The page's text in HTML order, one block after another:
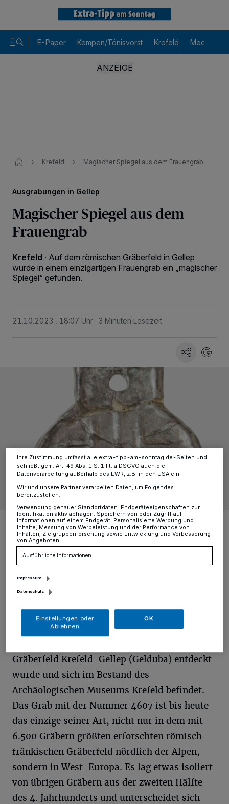
E-Paper Kempen/Tönisvorst Krefeld Meerbusch
Krefeld Magischer Spiegel aus dem Frauengrab​
Ausgrabungen in Gellep
Magischer Spiegel aus dem
Frauengrab
Krefeld · Auf dem römischen Gräberfeld in Gellep
wurde in einem einzigartigen Frauengrab ein „magischer
Spiegel“ gefunden.
21.10.2023 , 18:07 Uhr 3 Minuten Lesezeit
Einzigartig in unseren Breiten: Der sarmatische Spiegel. Er zeigt auf
seiner Rückseite ein Relief in Kreuzform, wahrscheinlich handelt es
sich um ein Sonnensymbol.
Foto: Stadt Krefeld
A uf den ersten Blick wirkt dieser Mini-
Spiegel unspektakulär. Es handelt sich
Gräberfeld Krefeld-Gellep (Gelduba) entdeckt
wurde und sich im Bestand des
Archäologischen Museums Krefeld befindet.
Das Grab mit der Nummer 4607 ist bis heute
das einzige seiner Art, nicht nur in dem mit
6.500 Gräbern größten erforschten römisch-
fränkischen Gräberfeld nördlich der Alpen,
sondern in West-Europa. Es lag etwas isoliert
von übrigen Gräbern aus der zweiten Hälfte
des 4. Jahrhunderts und unterscheidet sich
Kennungen auf Ihrem Gerät zu. Durch Auswahl von OK aktivieren Sie
Tracking-Technologien für die unter „Wir und unsere Partner
verarbeiten Daten, um Ihnen Dienste bereitzustellen“ aufgeführten
Zwecke. Wenn Tracker deaktiviert sind, sind manche Inhalte und
Anzeigen möglicherweise nicht mehr so relevant für Sie. Sie können
dieses Menü jederzeit wieder aufrufen, um Ihre Einstellungen zu
ändern oder Ihre Einwilligung zu widerrufen, indem Sie auf den Link
Einstellungen oder Ablehnen am unteren Rand der Webseite klicken.
Ihre Einstellungen gelten innerhalb unseres Website. Weitere
Informationen finden Sie in unserer Datenschutzerklärung.
Ihre Zustimmung umfasst alle extra-tipp-am-sonntag.de-Seiten und
schließt gem. Art. 49 Abs. 1 S. 1 lit. a DSGVO auch die
Datenverarbeitung außerhalb des EWR, z.B. in den USA ein.
Wir und unsere Partner verarbeiten Daten, um Folgendes
bereitzustellen:
Verwendung genauer Standortdaten. Endgeräteeigenschaften zur
Identifikation aktiv abfragen. Speichern von oder Zugriff auf
Informationen auf einem Endgerät. Personalisierte Werbung und
Inhalte, Messung von Werbeleistung und der Performance von
Inhalten, Zielgruppenforschung sowie Entwicklung und Verbesserung
von Angeboten.
Ausführliche Informationen
Impressum
Datenschutz
Einstellungen oder
Ablehnen
OK